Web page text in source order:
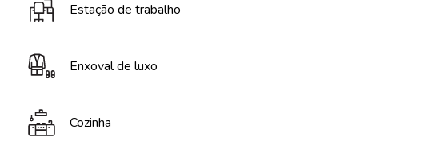
Estação de trabalho
Enxoval de luxo
Cozinha